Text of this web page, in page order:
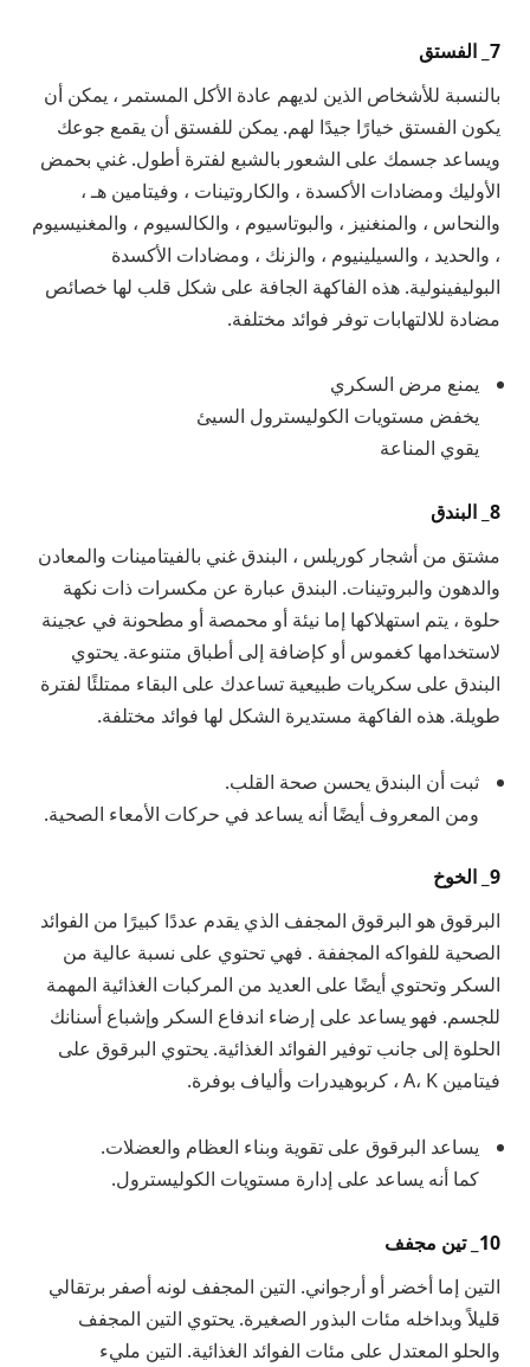
7_ الفستق
بالنسبة للأشخاص الذين لديهم عادة الأكل المستمر ، يمكن أن
يكون الفستق خيارًا جيدًا لهم. يمكن للفستق أن يقمع جوعك
ويساعد جسمك على الشعور بالشبع لفترة أطول. غني بحمض
الأوليك ومضادات الأكسدة ، والكاروتينات ، وفيتامين هـ ،
والنحاس ، والمنغنيز ، والبوتاسيوم ، والكالسيوم ، والمغنيسيوم
، والحديد ، والسيلينيوم ، والزنك ، ومضادات الأكسدة
البوليفينولية. هذه الفاكهة الجافة على شكل قلب لها خصائص
مضادة للالتهابات توفر فوائد مختلفة.
يمنع مرض السكري
يخفض مستويات الكوليسترول السيئ
يقوي المناعة
8_ البندق
مشتق من أشجار كوريلس ، البندق غني بالفيتامينات والمعادن
والدهون والبروتينات. البندق عبارة عن مكسرات ذات نكهة
حلوة ، يتم استهلاكها إما نيئة أو محمصة أو مطحونة في عجينة
لاستخدامها كغموس أو كإضافة إلى أطباق متنوعة. يحتوي
البندق على سكريات طبيعية تساعدك على البقاء ممتلئًا لفترة
طويلة. هذه الفاكهة مستديرة الشكل لها فوائد مختلفة.
ثبت أن البندق يحسن صحة القلب.
ومن المعروف أيضًا أنه يساعد في حركات الأمعاء الصحية.
9_ الخوخ
البرقوق هو البرقوق المجفف الذي يقدم عددًا كبيرًا من الفوائد
الصحية للفواكه المجففة . فهي تحتوي على نسبة عالية من
السكر وتحتوي أيضًا على العديد من المركبات الغذائية المهمة
للجسم. فهو يساعد على إرضاء اندفاع السكر وإشباع أسنانك
الحلوة إلى جانب توفير الفوائد الغذائية. يحتوي البرقوق على
فيتامين A، K ، كربوهيدرات وألياف بوفرة.
يساعد البرقوق على تقوية وبناء العظام والعضلات.
كما أنه يساعد على إدارة مستويات الكوليسترول.
10_ تين مجفف
التين إما أخضر أو ​​أرجواني. التين المجفف لونه أصفر برتقالي
قليلاً وبداخله مئات البذور الصغيرة. يحتوي التين المجفف
والحلو المعتدل على مئات الفوائد الغذائية. التين مليء